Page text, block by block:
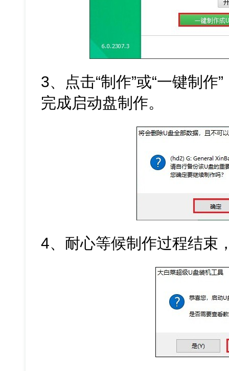
3、点击“制作”或“一键制作
完成启动盘制作。
4、耐心等候制作过程结束